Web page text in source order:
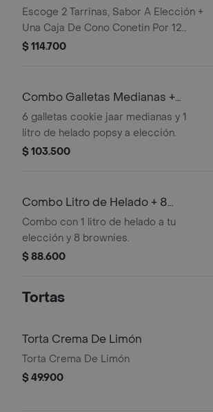
Escoge 2 Tarrinas, Sabor A Elección +
Una Caja De Cono Conetin Por 12
Und.
$ 114.700
Combo Galletas Medianas +
Helado
6 galletas cookie jaar medianas y 1
litro de helado popsy a elección.
$ 103.500
Combo Litro de Helado + 8
Brownies
Combo con 1 litro de helado a tu
elección y 8 brownies.
$ 88.600
Tortas
Torta Crema De Limón
Torta Crema De Limón
$ 49.900